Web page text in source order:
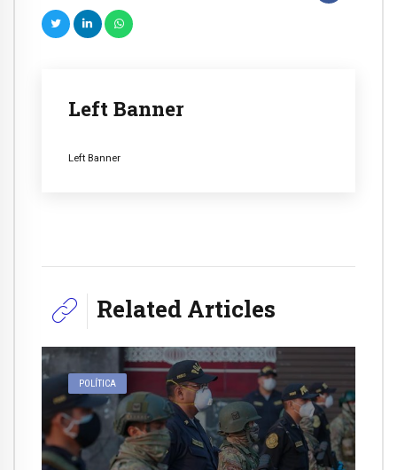
Left Banner
Left Banner
Related Articles
POLÍTICA